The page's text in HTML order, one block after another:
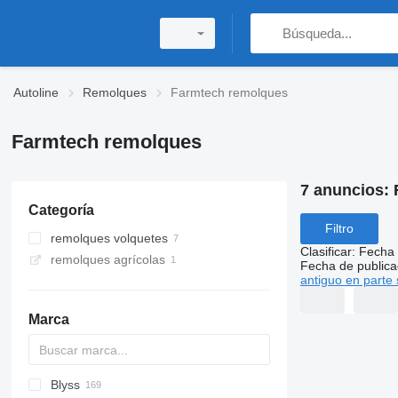
Autoline Remolques Farmtech remolques
Farmtech remolques
Categoría
remolques volquetes
remolques agrícolas
Marca
PA
HTS
GTB
PS
22
Brevis
Blyss
7 anuncios:
Filtro
Clasificar: Fecha
Fecha de
antiguo en parte